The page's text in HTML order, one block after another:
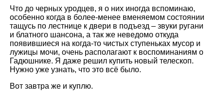
Что до черных уродцев, я о них иногда вспоминаю,
особенно когда в более-менее вменяемом состоянии
тащусь по лестнице к двери в подъезд – звуки ругани
и блатного шансона, а так же неведомо откуда
появившиеся на когда-то чистых ступеньках мусор и
лужицы мочи, очень располагают к воспоминаниям о
Гадюшнике. Я даже решил купить новый телескоп.
Нужно уже узнать, что это всё было.
Вот завтра же и куплю.